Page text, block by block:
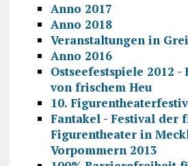
Anno 2017
Anno 2018
Veranstaltungen in
Anno 2016
Ostseefestspiele 2012
von frischem Heu
10.
Fantakel - Festival der
Figurentheater in
Vorpommern 2013